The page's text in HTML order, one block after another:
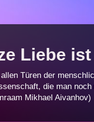
Liebe ist
Türen der
die man noch
Mikhael Aivanhov)